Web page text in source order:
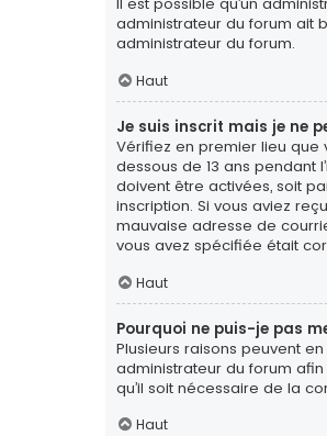
administrateur du forum ait
administrateur du forum.
Haut
Je suis inscrit mais je ne
Vérifiez en premier lieu que
dessous de 13 ans pendant
doivent être activées, soit
inscription. Si vous aviez
mauvaise adresse de
vous avez spécifiée était
Haut
Pourquoi ne puis-je pas
Plusieurs raisons peuvent
administrateur du forum
qu’il soit nécessaire de la
Haut